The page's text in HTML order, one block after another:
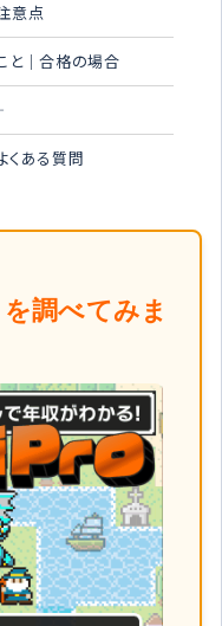
意点
と｜合格の場合
ある質問
調べてみま